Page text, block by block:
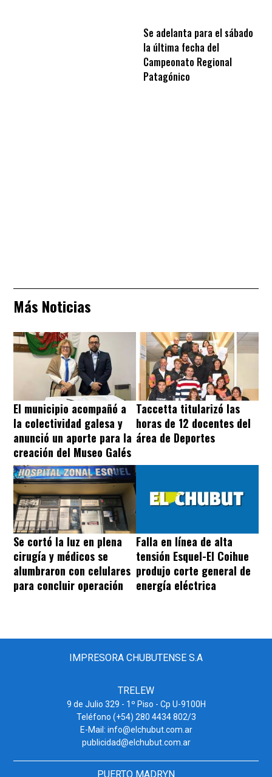
Se adelanta para el sábado
la última fecha del
Campeonato Regional
Patagónico
Más Noticias
El municipio acompañó a
la colectividad galesa y
anunció un aporte para la
creación del Museo Galés
Taccetta titularizó las
horas de 12 docentes del
área de Deportes
Se cortó la luz en plena
cirugía y médicos se
alumbraron con celulares
para concluir operación
Falla en línea de alta
tensión Esquel-El Coihue
produjo corte general de
energía eléctrica
IMPRESORA CHUBUTENSE S.A
TRELEW
9 de Julio 329 - 1º Piso - Cp U-9100H
Teléfono (+54) 280 4434 802/3
E-Mail: info@elchubut.com.ar
publicidad@elchubut.com.ar
PUERTO MADRYN